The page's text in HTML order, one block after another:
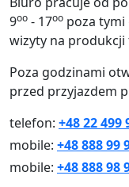
9oo - 17oo poza
wizyty na
Poza godzinami
przed przyjazdem
telefon: +48 22 499
mobile: +48 888 99
mobile: +48 888 98